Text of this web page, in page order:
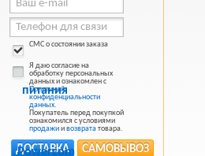
СМС о состоянии заказа
Я даю согласие на
обработку персональных
данных и ознакомлен с
Политикой
конфиденциальности
данных.
Покупатель перед покупкой
ознакомился с условиями
продажиивозврататовара.
САМОВЫВОЗ
ДОСТАВКА